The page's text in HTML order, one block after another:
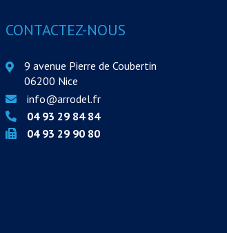
CONTACTEZ-NOUS
9 avenue Pierre de Coubertin
06200 Nice
info@arrodel.fr
04 93 29 84 84
04 93 29 90 80